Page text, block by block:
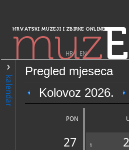
HRVATSKI MUZEJI I ZBIRKE ONLINE
muz
HR| EN
kalendar
Pregled mjeseca
Kolovoz 2026.
PON
27 1
PRETRAŽIVANJE
Sjeverozapadna
Muzeji